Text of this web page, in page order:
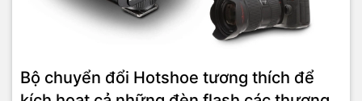
Bộ chuyển đổi Hotshoe tương thích để